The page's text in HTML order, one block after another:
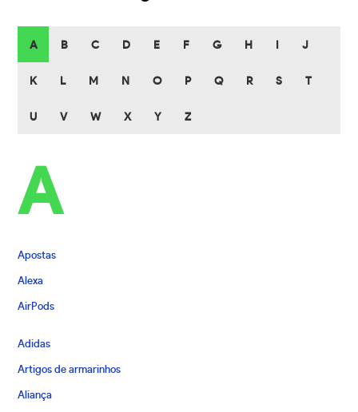
A B C D E F G H J
K L M N O P Q R S T
U V W X Y Z
A
Apostas
Alexa
AirPods
Adidas
Artigos de armarinhos
Aliança